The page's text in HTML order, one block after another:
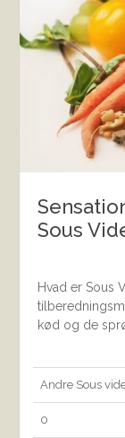
Sous
Hvad er Sous
kød og de
Andre Sous
0